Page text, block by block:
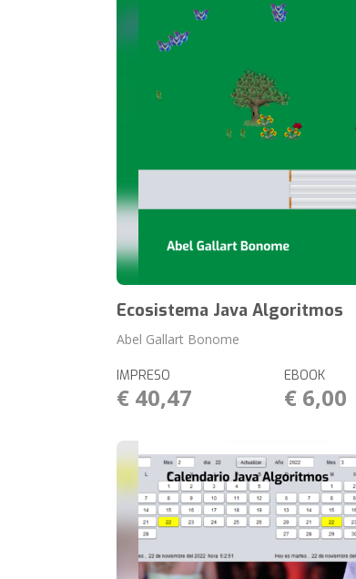
Ecosistema Java Algoritmos
Abel Gallart Bonome
IMPRESO
€ 40,47
EBOOK
€ 6,00